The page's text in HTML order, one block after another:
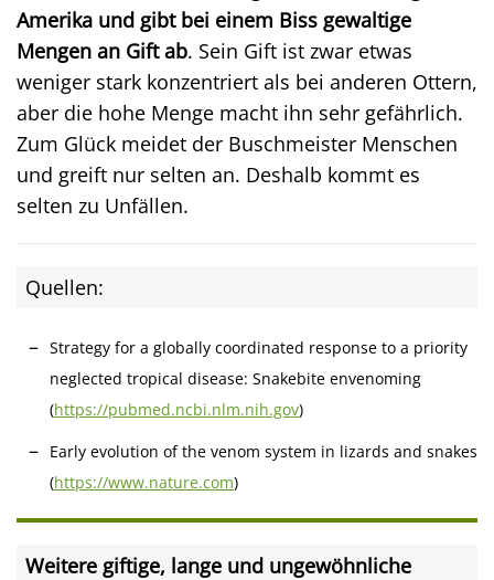
Amerika und gibt bei einem Biss gewaltige
Mengen an Gift ab. Sein Gift ist zwar etwas
weniger stark konzentriert als bei anderen Ottern,
aber die hohe Menge macht ihn sehr gefährlich.
Zum Glück meidet der Buschmeister Menschen
und greift nur selten an. Deshalb kommt es
selten zu Unfällen.
Quellen:
Strategy for a globally coordinated response to a priority
neglected tropical disease: Snakebite envenoming
(https://pubmed.ncbi.nlm.nih.gov)
Early evolution of the venom system in lizards and snakes
(https://www.nature.com)
Weitere giftige, lange und ungewöhnliche